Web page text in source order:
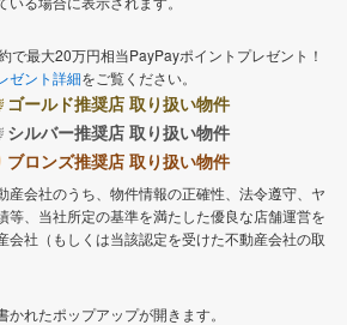
で最大20万円相当PayPayポイントプレゼント！
ゼント詳細をご覧ください。
ゴールド推奨店 取り扱い物件
シルバー推奨店 取り扱い物件
ブロンズ推奨店 取り扱い物件
産会社のうち、物件情報の正確性、法令遵守、ヤ
等、当社所定の基準を満たした優良な店舗運営を
会社（もしくは当該認定を受けた不動産会社の取
れたポップアップが開きます。